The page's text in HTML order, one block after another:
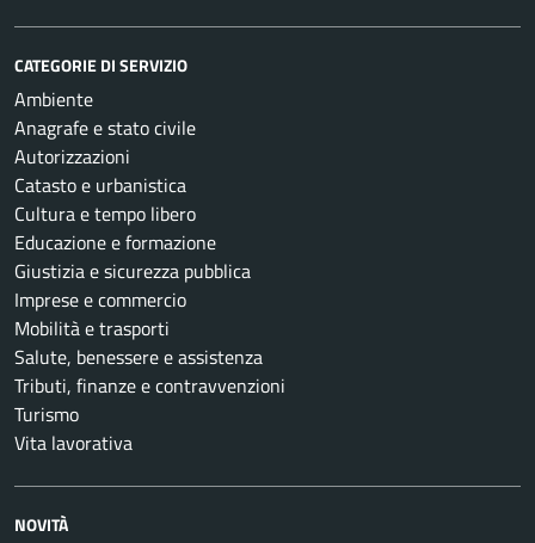
CATEGORIE DI SERVIZIO
Ambiente
Anagrafe e stato civile
Autorizzazioni
Catasto e urbanistica
Cultura e tempo libero
Educazione e formazione
Giustizia e sicurezza pubblica
Imprese e commercio
Mobilità e trasporti
Salute, benessere e assistenza
Tributi, finanze e contravvenzioni
Turismo
Vita lavorativa
NOVITÀ